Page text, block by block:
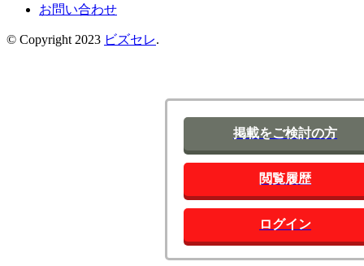
掲載をご検討の方
閲覧履歴
ログイン
お問い合わせ
© Copyright 2023 ビズセレ.